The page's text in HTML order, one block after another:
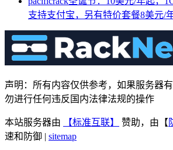
支持支付宝，另有特价套餐8美元/
声明：所有内容仅供参考，如果服务器
勿进行任何违反国内法律法规的操作
本站服务器由 【标准互联】 赞助，由【
速和防御 | sitemap